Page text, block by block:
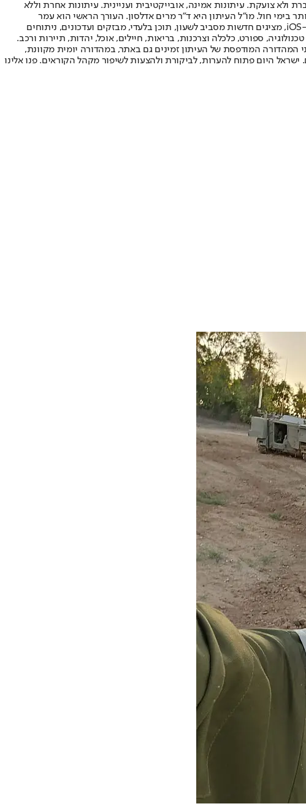
ולא צועקת. עיתונות אמינה, אובייקטיבית ועניינית. עיתונות אחרת וללא
בעל שיעור החשיפה הגבוה ביותר בימי חול. מו"ל העיתון היא ד"ר מרים אדלסון. העורך הראשי הוא עמר
לחמנוביץ, והעורך המייסד הוא עמוס רגב. אתרי האינטרנט של "ישראל היום" בעברית ובאנגלית, כמו כן היישומונים (אפליקציות) לאנדרואיד ול-iOS, מציגים חדשות מסביב לשעון, תוכן בלעדי, מבזקים ועדכונים, ניתוחים
ספורט, כלכלה וצרכנות, בריאות, חיילים, אוכל, יהדות, תיירות ורכב.
המהדורה המודפסת של העיתון זמינים גם באתר, במהדורה יומית מקוונת,
היום פתוח להערות, לביקורת ולהצעות לשיפור מקהל הקוראים. פנו אלינו